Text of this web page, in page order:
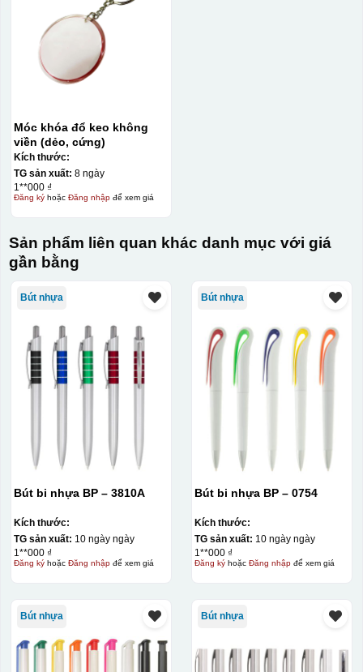
Móc khóa đổ keo không
viền (dẻo, cứng)
Kích thước:
TG sản xuất: 8 ngày
1**000 ₫
Đăng kýhoặc Đăng nhậpđể xem giá
Sản phẩm liên quan khác danh mục với giá
gần bằng
Bút nhựa
Bút bi nhựa BP – 3810A
Kích thước:
TG sản xuất: 10 ngày ngày
1**000 ₫
Đăng kýhoặc Đăng nhậpđể xem giá
Bút nhựa
Bút bi nhựa BP – 0754
Kích thước:
TG sản xuất: 10 ngày ngày
1**000 ₫
Đăng kýhoặc Đăng nhậpđể xem giá
Bút nhựa Bút nhựa